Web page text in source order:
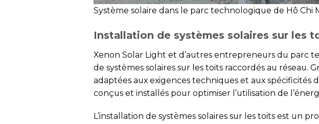
Système solaire dans le parc technologique de Hô Chi
Installation de systèmes solaires sur les
Xenon Solar Light et d’autres entrepreneurs du parc
de systèmes solaires sur les toits raccordés au réseau.
adaptées aux exigences techniques et aux spécificités
conçus et installés pour optimiser l’utilisation de
L’installation de systèmes solaires sur les toits est un